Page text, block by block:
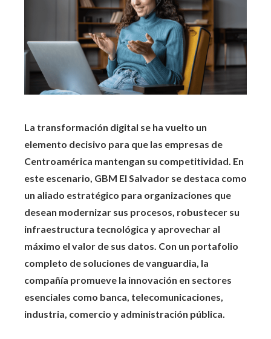
La transformación digital se ha vuelto un
elemento decisivo para que las empresas de
Centroamérica mantengan su competitividad. En
este escenario, GBM El Salvador se destaca como
un aliado estratégico para organizaciones que
desean modernizar sus procesos, robustecer su
infraestructura tecnológica y aprovechar al
máximo el valor de sus datos. Con un portafolio
completo de soluciones de vanguardia, la
compañía promueve la innovación en sectores
esenciales como banca, telecomunicaciones,
industria, comercio y administración pública.